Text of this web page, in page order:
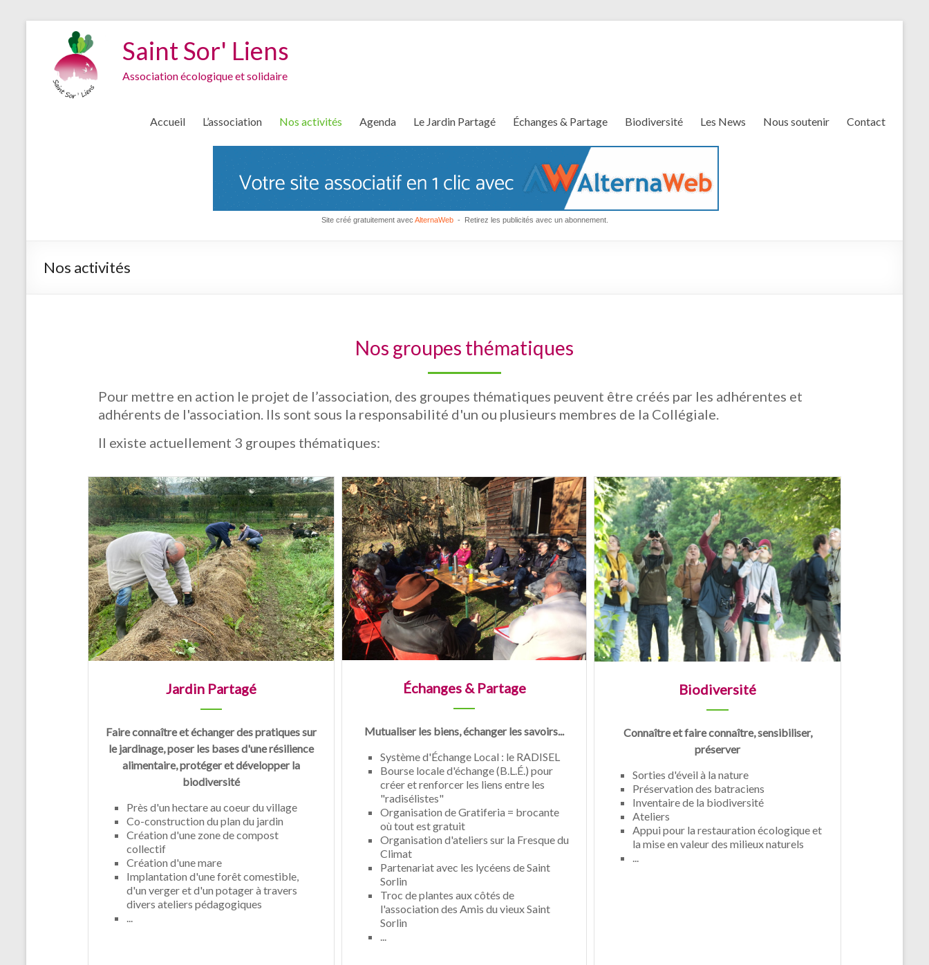
Saint Sor' Liens
Association écologique et solidaire
Accueil L’association Nos activités Agenda Le Jardin Partagé Échanges & Partage Biodiversité Les News Nous soutenir Contact
Site créé gratuitement avec AlternaWeb- Retirez les publicités avec un abonnement.
Nos activités
Nos groupes thématiques
Pour mettre en action le projet de l’association, des groupes thématiques peuvent être créés par les adhérentes et
adhérents de l'association. Ils sont sous la responsabilité d'un ou plusieurs membres de la Collégiale.
Il existe actuellement 3 groupes thématiques:
Jardin Partagé
Faire connaître et échanger des pratiques sur
le jardinage, poser les bases d'une résilience
alimentaire, protéger et développer la
biodiversité
Près d'un hectare au coeur du village
Co-construction du plan du jardin
Création d'une zone de compost
collectif
Création d'une mare
Implantation d'une forêt comestible,
d'un verger et d'un potager à travers
divers ateliers pédagogiques
...
Échanges & Partage
Mutualiser les biens, échanger les savoirs...
Système d'Échange Local : le RADISEL
Bourse locale d'échange (B.L.É.) pour
créer et renforcer les liens entre les
"radisélistes"
Organisation de Gratiferia = brocante
où tout est gratuit
Organisation d'ateliers sur la Fresque du
Climat
Partenariat avec les lycéens de Saint
Sorlin
Troc de plantes aux côtés de
l'association des Amis du vieux Saint
Sorlin
...
Biodiversité
Connaître et faire connaître, sensibiliser,
préserver
Sorties d'éveil à la nature
Préservation des batraciens
Inventaire de la biodiversité
Ateliers
Appui pour la restauration écologique et
la mise en valeur des milieux naturels